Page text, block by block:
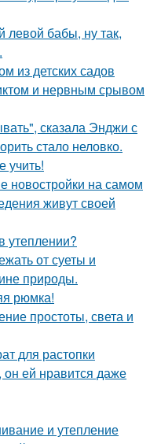
левой бабы, ну так,
из детских садов
и нервным срывом
сказала Энджи с
стало неловко.
учить!
новостройки на самом
живут своей
утеплении?
от суеты и
природы.
рюмка!
простоты, света и
для растопки
он ей нравится даже
и утепление